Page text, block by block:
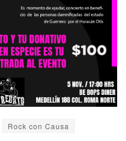
Rock con Causa